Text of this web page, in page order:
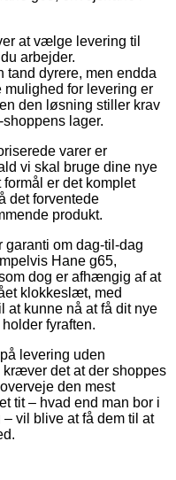
at vælge levering til
arbejder.
tand dyrere, men endda
mulighed for levering er
den løsning stiller krav
lager.
varer er
vi skal bruge dine nye
er det komplet
det forventede
produkt.
garanti om dag-til-dag
Hane g65,
dog er afhængig af at
klokkeslæt, med
at kunne nå at få dit nye
fyraften.
levering uden
det at der shoppes
den mest
tit – hvad end man bor i
vil blive at få dem til at